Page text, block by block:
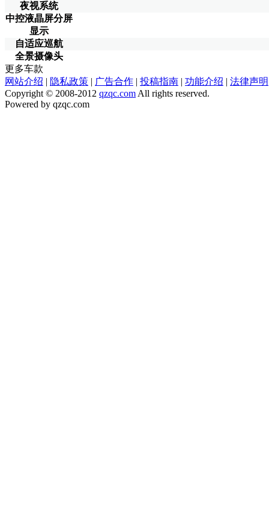
夜视系统
中控液晶屏分屏
显示
自适应巡航
全景摄像头
更多车款
网站介绍
隐私政策 广告合作 投稿指南 功能介绍 法律声明
Copyright © 2008-2012 qzqc.comAll rights reserved.
Powered by qzqc.com